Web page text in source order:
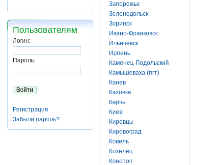
Пользователям
Логин:
Пароль:
Регистрация
Забыли пароль?
Запорожье
Зеленодольск
Зоринск
Ивано-Франковск
Ильичевск
Ирпень
Каменец-Подольский
Камышеваха (пгт)
Канев
Каховка
Керчь
Киев
Киревцы
Кировоград
Ковель
Козелец
Конотоп